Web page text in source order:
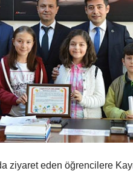
ziyaret eden öğrencilere